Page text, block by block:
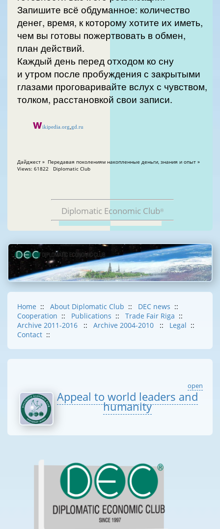
Запишите всё обдуманное: количество
денег, время, к которому хотите их иметь,
чем вы готовы пожертвовать в обмен,
план действий.
Каждый день перед отходом ко сну
и утром после пробуждения с закрытыми
глазами проговаривайте вслух с чувством,
толком, расстановкой свои записи.
wikipedia.org gd.ru
Дайджест » Передавая поколениям накопленные деньги, знания и опыт »
Views: 61822 Diplomatic Club
Diplomatic Economic Club®
Home :: About Diplomatic Club :: DEC news ::
Cooperation :: Publications :: Trade Fair Riga ::
Archive 2011-2016
:: Archive 2004-2010 :: Legal ::
Contact ::
open
Appeal to world leaders and
humanity